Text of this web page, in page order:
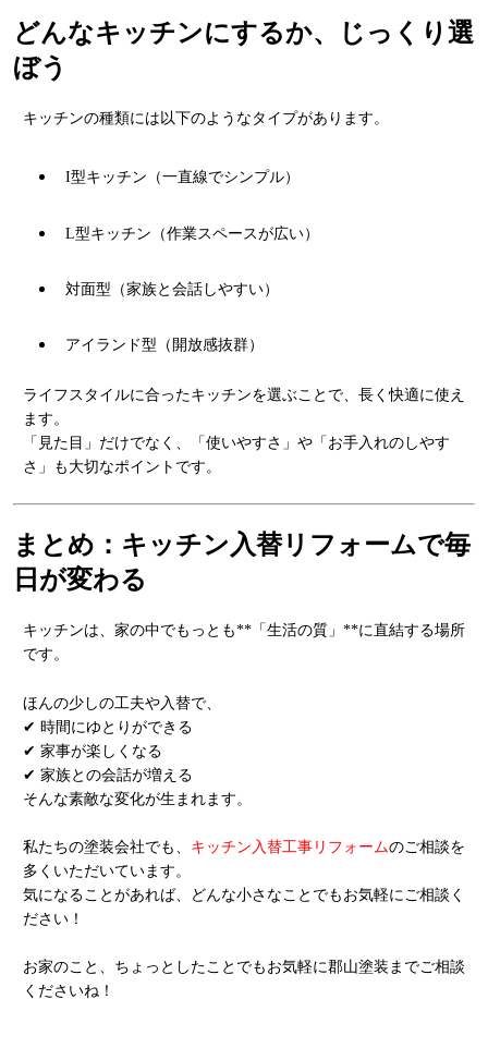
どんなキッチンにするか、じっくり選
ぼう
キッチンの種類には以下のようなタイプがあります。
I型キッチン（一直線でシンプル）
L型キッチン（作業スペースが広い）
対面型（家族と会話しやすい）
アイランド型（開放感抜群）
ライフスタイルに合ったキッチンを選ぶことで、長く快適に使え
ます。
「見た目」だけでなく、「使いやすさ」や「お手入れのしやす
さ」も大切なポイントです。
まとめ：キッチン入替リフォームで毎
日が変わる
キッチンは、家の中でもっとも**「生活の質」**に直結する場所
です。
ほんの少しの工夫や入替で、
✔ 時間にゆとりができる
✔ 家事が楽しくなる
✔ 家族との会話が増える
そんな素敵な変化が生まれます。
私たちの塗装会社でも、 キッチン入替工事リフォームのご相談を
多くいただいています。
気になることがあれば、どんな小さなことでもお気軽にご相談く
ださい！
お家のこと、ちょっとしたことでもお気軽に郡山塗装までご相談
くださいね！